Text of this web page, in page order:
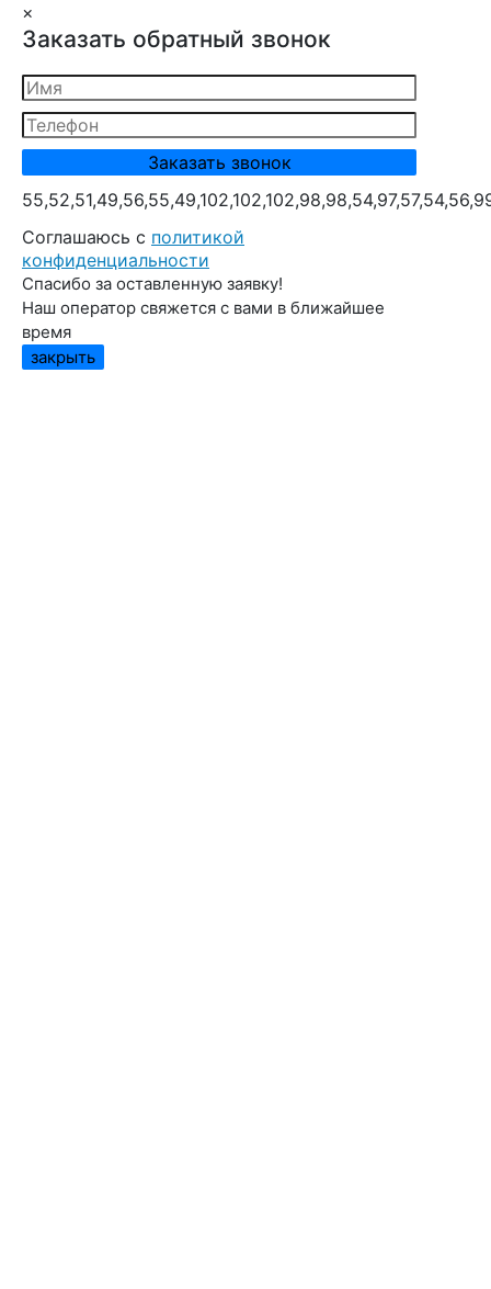
×
Заказать обратный звонок
Cоглашаюсь с политикой
конфиденциальности
Спасибо за оставленную заявку!
Наш оператор свяжется с вами в ближайшее
время
закрыть